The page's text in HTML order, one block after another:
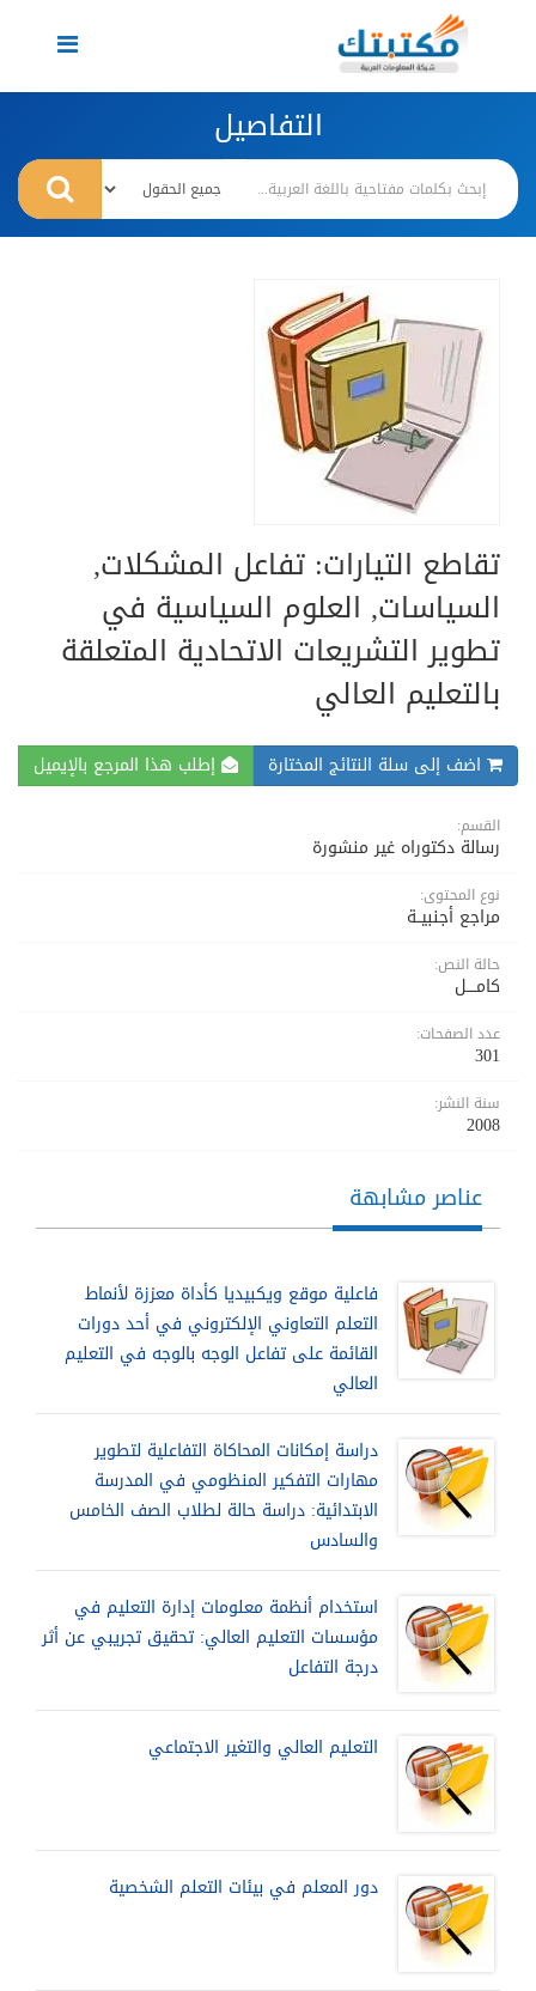
Toggle
navigation
التفاصيل
تقاطع التيارات: تفاعل المشكلات,
السياسات, العلوم السياسية في
تطوير التشريعات الاتحادية المتعلقة
بالتعليم العالي
اضف إلى سلة النتائج المختارة إطلب هذا المرجع بالإيميل
القسم:
رسالة دكتوراه غير منشورة
نوع المحتوى:
مراجع أجنبيــة
حالة النص:
كامــــل
عدد الصفحات:
301
سنة النشر:
2008
عناصر مشابهة
فاعلية موقع ويكبيديا كأداة معززة لأنماط
التعلم التعاوني الإلكتروني في أحد دورات
القائمة على تفاعل الوجه بالوجه في التعليم
العالي
دراسة إمكانات المحاكاة التفاعلية لتطوير
مهارات التفكير المنظومي في المدرسة
الابتدائية: دراسة حالة لطلاب الصف الخامس
والسادس
استخدام أنظمة معلومات إدارة التعليم في
مؤسسات التعليم العالي: تحقيق تجريبي عن أثر
درجة التفاعل
التعليم العالي والتغير الاجتماعي
دور المعلم في بيئات التعلم الشخصية